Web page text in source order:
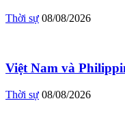
Thời sự 08/08/2026
Việt Nam và
Thời sự 08/08/2026